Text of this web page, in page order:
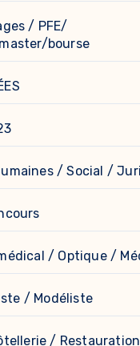
/ PFE/
bourse
/ Social /
/ Optique /
/ Modéliste
/ Restauration